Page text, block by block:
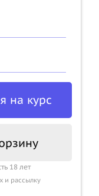
на курс
18 лет
и рассылку